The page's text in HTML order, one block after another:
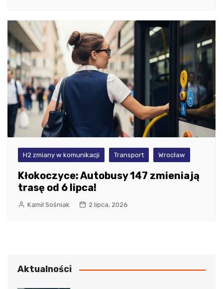
H2 zmiany w komunikacji Transport Wrocław
Kłokoczyce: Autobusy 147 zmieniają
trasę od 6 lipca!
Kamil Sośniak 2 lipca, 2026
Aktualności